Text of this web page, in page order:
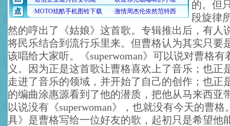
的。但
段旋律
然的哼出了《姑娘》这首歌。专辑推出后，有人
将民乐结合到流行乐里来。但曹格认为其实只要
该唱给大家听。《superwoman》可以说对曹格有
义。因为正是这首歌让曹格喜欢上了音乐；也正
走进了音乐的领域，并开始了自己的创作；也正
的编曲涂惠源看到了他的潜质，把他从马来西亚
以说没有《superwoman》，也就没有今天的曹格
具》是曹格写给一位好友的歌，起初只是希望他